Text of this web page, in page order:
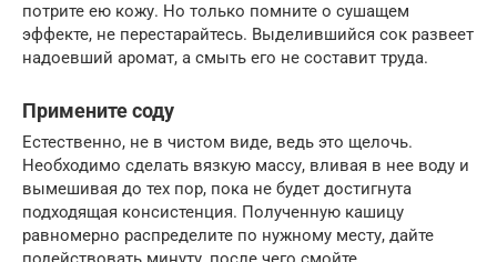
потрите ею кожу. Но только помните о сушащем
эффекте, не перестарайтесь. Выделившийся сок развеет
надоевший аромат, а смыть его не составит труда.
Примените соду
Естественно, не в чистом виде, ведь это щелочь.
Необходимо сделать вязкую массу, вливая в нее воду и
вымешивая до тех пор, пока не будет достигнута
подходящая консистенция. Полученную кашицу
равномерно распределите по нужному месту, дайте